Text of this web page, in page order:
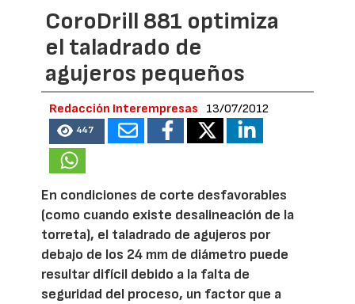
CoroDrill 881 optimiza
el taladrado de
agujeros pequeños
Redacción Interempresas 13/07/2012
447
En condiciones de corte desfavorables
(como cuando existe desalineación de la
torreta), el taladrado de agujeros por
debajo de los 24 mm de diámetro puede
resultar difícil debido a la falta de
seguridad del proceso, un factor que a